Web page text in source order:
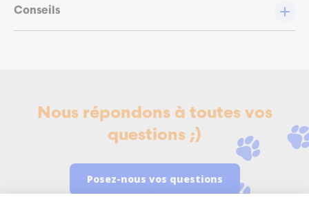
Conseils
Nous répondons à toutes vos
questions ;)
Posez-nous vos questions